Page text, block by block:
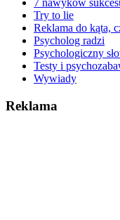
Try to lie
Reklama do kąta,
Psycholog radzi
Psychologiczny
Testy i
Wywiady
Reklama